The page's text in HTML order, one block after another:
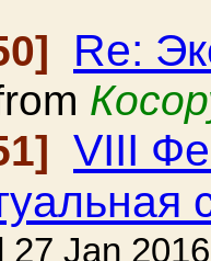
Re:
VIII
27 Jan 2016